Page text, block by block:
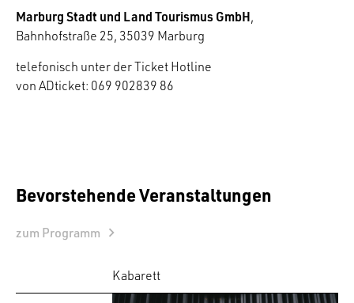
Marburg Stadt und Land Tourismus GmbH,
Bahnhofstraße 25, 35039 Marburg
telefonisch unter der Ticket Hotline
von ADticket: 069 902839 86
Bevorstehende Veranstaltungen
zum Programm
Kabarett